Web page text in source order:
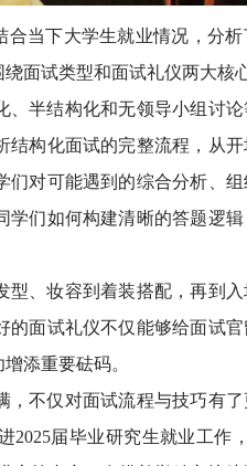
当下大学生就业情况，分
面试类型和面试礼仪两大核
半结构化和无领导小组讨
构化面试的完整流程，从
对可能遇到的综合分析、
们如何构建清晰的答题逻
、妆容到着装搭配，再到
面试礼仪不仅能够给面试
添重要砝码。
不仅对面试流程与技巧有
2025届毕业研究生就业工作